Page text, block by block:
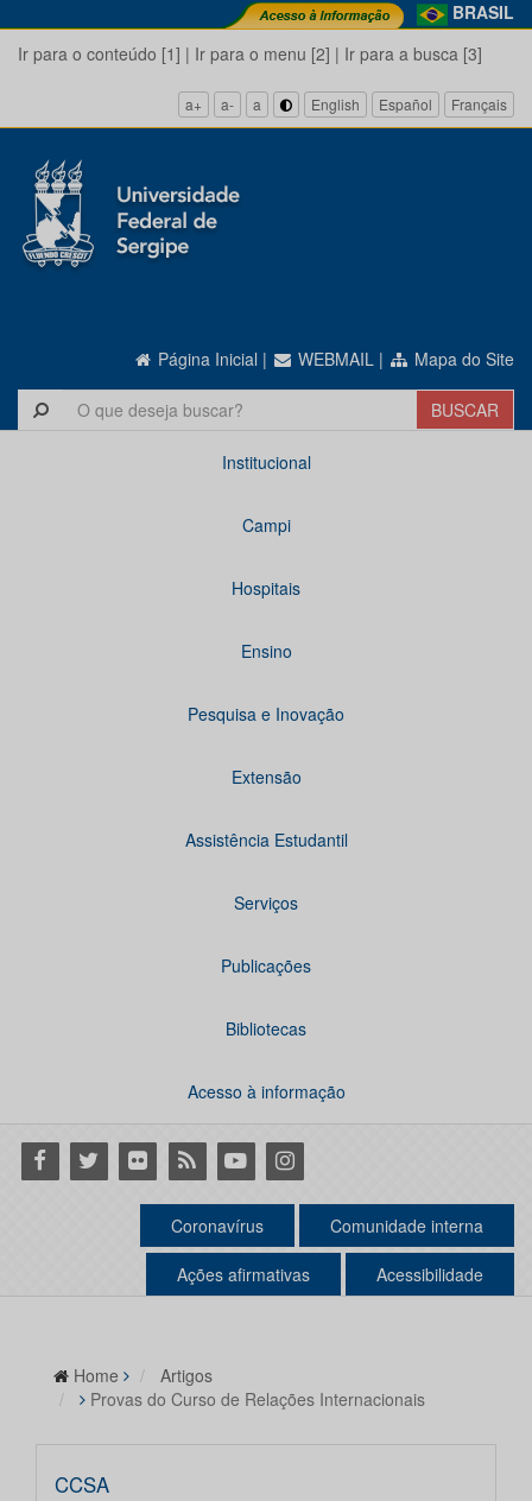
BRASIL
Ir para o conteúdo [1] | Ir para o menu [2] | Ir para a busca [3]
a+ a- a English Español Français
Página Inicial | WEBMAIL | Mapa do Site
Institucional
Campi
Hospitais
Ensino
Pesquisa e Inovação
Extensão
Assistência Estudantil
Serviços
Publicações
Bibliotecas
Acesso à informação
Facebook
Twitter Flickr RSS YoutubeInstagram
Coronavírus Comunidade interna
Ações afirmativas Acessibilidade
Home
Artigos
Provas do Curso de Relações Internacionais
CCSA